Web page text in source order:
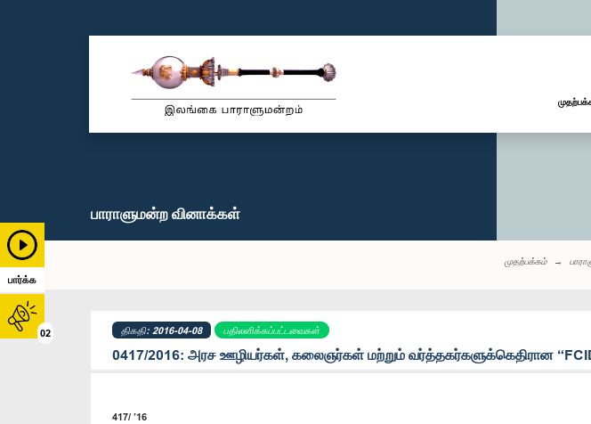
பார்க்க
02
பாராளுமன்ற வினாக்கள்
முதற்பக்கம்
திகதி: 2016-04-08 பதிலளிக்கப்பட்டவைகள்
0417/2016: அரச ஊழியர்கள், கலைஞர்கள் மற்றும் வர்த்தகர்களுக்கெதிரான
417/ ’16